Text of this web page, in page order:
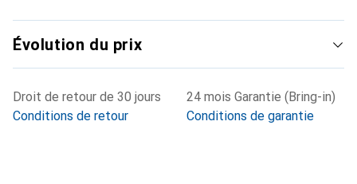
Évolution du prix
Droit de retour de 30 jours
Conditions de retour
24 mois Garantie (Bring-in)
Conditions de garantie